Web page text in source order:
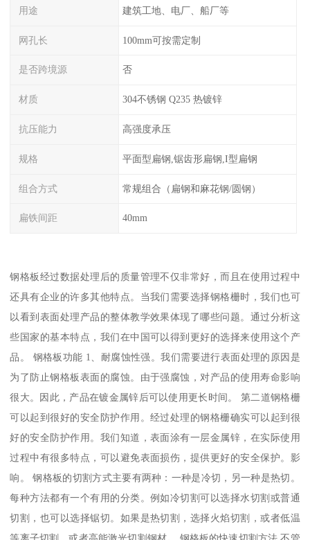
用途 建筑工地、电厂、船厂等
网孔长 100mm可按需定制
是否跨境源 否
材质 304不锈钢 Q235 热镀锌
抗压能力 高强度承压
规格 平面型扁钢,锯齿形扁钢,I型扁钢
组合方式 常规组合（扁钢和麻花钢/圆钢）
扁铁间距 40mm
钢格板经过数据处理后的质量管理不仅非常好，而且在使用过程中
还具有企业的许多其他特点。当我们需要选择钢格栅时，我们也可
以看到表面处理产品的整体教学效果体现了哪些问题。通过分析这
些国家的基本特点，我们在中国可以得到更好的选择来使用这个产
品。 钢格板功能 1、耐腐蚀性强。我们需要进行表面处理的原因是
为了防止钢格板表面的腐蚀。由于强腐蚀，对产品的使用寿命影响
很大。因此，产品在镀金属锌后可以使用更长时间。 第二道钢格栅
可以起到很好的安全防护作用。经过处理的钢格栅确实可以起到很
好的安全防护作用。我们知道，表面涂有一层金属锌，在实际使用
过程中有很多特点，可以避免表面损伤，提供更好的安全保护。影
响。 钢格板的切割方式主要有两种：一种是冷切，另一种是热切。
每种方法都有一个有用的分类。例如冷切割可以选择水切割或普通
切割，也可以选择锯切。如果是热切割，选择火焰切割，或者低温